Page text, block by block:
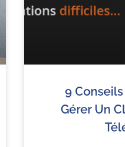
9
Gérer Un